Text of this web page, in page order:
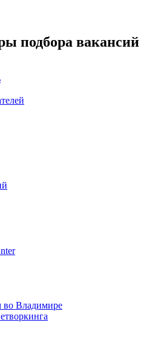
подбора вакансий
во Владимире